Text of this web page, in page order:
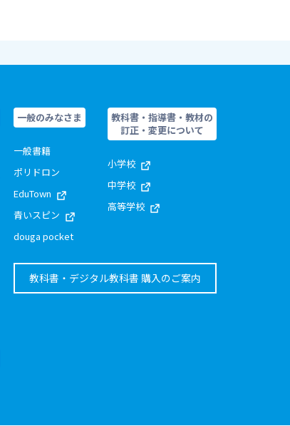
一般のみなさま
一般書籍
ポリドロン
EduTown
青いスピン
douga pocket
教科書・指導書・教材の
訂正・変更について
小学校
中学校
高等学校
教科書・デジタル教科書 購入のご案内